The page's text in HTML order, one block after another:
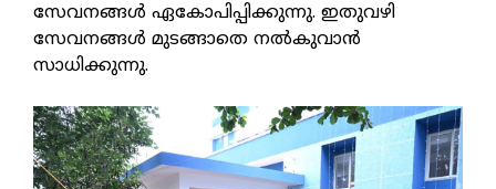
സേവനങ്ങള്‍ ഏകോപിപ്പിക്കുന്നു. ഇതുവഴി
സേവനങ്ങള്‍ മുടങ്ങാതെ നല്‍കുവാന്‍
സാധിക്കുന്നു.